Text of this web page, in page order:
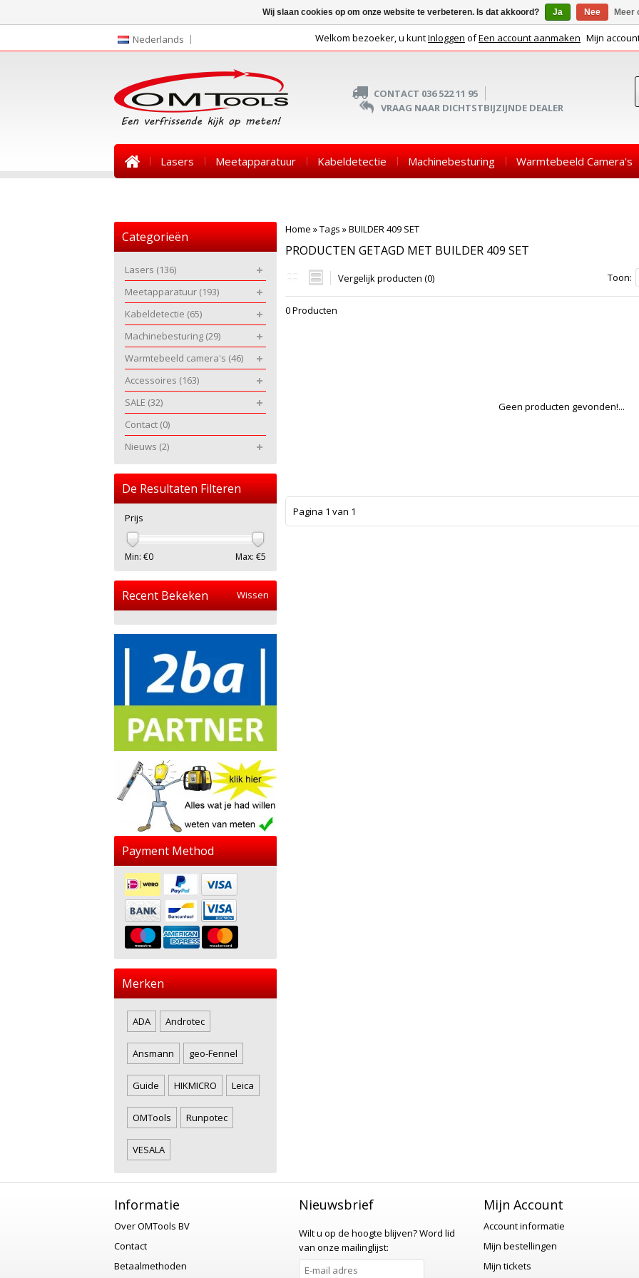
Nederlands Welkom bezoeker, u kuntInloggen ofEen account aanmaken Mijn
CONTACT 036 522 11 95
VRAAG NAAR DICHTSTBIJZIJNDE DEALER
Lasers Meetapparatuur Kabeldetectie Machinebesturing Warmtebeeld Camera's
Home »Tags »BUILDER 409 SET
PRODUCTEN GETAGD MET BUILDER 409 SET
Vergelijk producten (0) Toon:
0 Producten
Geen producten gevonden!...
Pagina 1 van 1
Categorieën
Lasers (136)
Meetapparatuur (193)
Kabeldetectie (65)
Machinebesturing (29)
Warmtebeeld camera's (46)
Accessoires (163)
SALE (32)
Contact (0)
Nieuws (2)
De Resultaten Filteren
Prijs
Min: €0 Max: €5
Recent Bekeken Wissen
Payment Method
Merken
ADA Androtec
Ansmann geo-Fennel
Guide HIKMICRO Leica
OMTools Runpotec
VESALA
Informatie
Over OMTools BV
Contact
Betaalmethoden
Nieuwsbrief
Wilt u op de hoogte blijven?Word lid
van onze mailinglijst:
Mijn Account
Account informatie
Mijn bestellingen
Mijn tickets
Wij slaan cookies op om onze website te verbeteren. Is dat akkoord? Ja Nee Meer